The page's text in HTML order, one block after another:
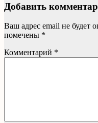
Добавить
Ваш адрес email не будет
помечены *
Комментарий *